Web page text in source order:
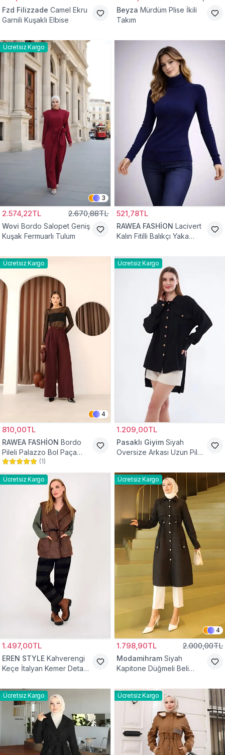
Fzd Filizzade Camel Ekru
Garnili Kuşaklı Elbise
Beyza Mürdüm Plise İkili
Takım
Ücretsiz Kargo
3
2.574,22TL 2.670,88TL
Wovi Bordo Salopet Geniş
Kuşak Fermuarlı Tulum
521,78TL
RAWEA FASHİON Lacivert
Kalın Fitilli Balıkçı Yaka
Ücretsiz Kargo
4
810,00TL
RAWEA FASHİON Bordo
Pileli Palazzo Bol Paça
Yüksek Bel Tesettür
Pantolon
(1)
Ücretsiz Kargo
1.209,00TL
Pasaklı Giyim Siyah
Oversize Arkası Uzun Pileli
Ücretsiz Kargo
1.497,00TL
EREN STYLE Kahverengi
Keçe İtalyan Kemer Detaylı
Ücretsiz Kargo
4
1.798,90TL 2.000,00TL
Modamihram Siyah
Kapitone Düğmeli Beli
Ücretsiz Kargo Ücretsiz Kargo